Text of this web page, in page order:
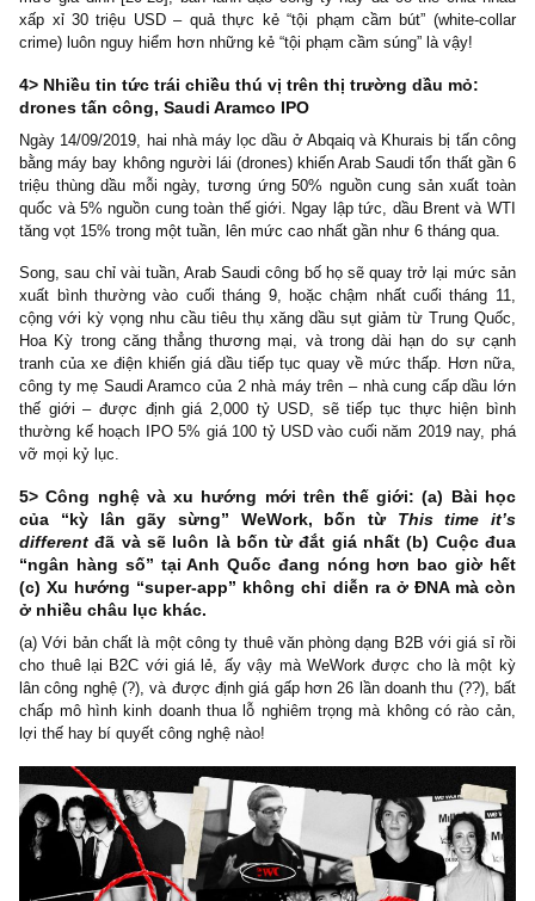
trưởng ở các CTCK
dẫn đến kẽ hở cho vay margin khá tương
các case lừa đảo tín dụng ngân hàng, móc nối với cán bộ bên
“kinh doanh giá cổ phiếu” của họ: bằng nhiều thủ thuật kế
marketing, thương lượng, họ thế chấp cổ phần đang nắm
margin từ các CTCK, sau đó họ dùng tiền tươi thóc thật từ các
để mua lại “những tờ giấy cổ phần vô giá trị” mà chính họ tạo ra
tài khoản khác cũng thuộc sở hữu của họ, rồi họ rút tiền đi êm
để lại hậu quả khôn lường!
Với 30 triệu cp FTM hiện đang nắm giữ bằng tiền margin của
mức giá đỉnh [20-25], ban lãnh đạo công ty nầy đã có thể chia
xấp xỉ 30 triệu USD – quả thực kẻ “tội phạm cầm bút” (white-
crime) luôn nguy hiểm hơn những kẻ “tội phạm cầm súng” là vậy!
4> Nhiều tin tức trái chiều thú vị trên thị trường dầu mỏ:
drones tấn công, Saudi Aramco IPO
bằng máy bay không người lái (drones) khiến Arab Saudi tổn thất
triệu thùng dầu mỗi ngày, tương ứng 50% nguồn cung sản
quốc và 5% nguồn cung toàn thế giới. Ngay lập tức, dầu Brent
tăng vọt 15% trong một tuần, lên mức cao nhất gần như 6 tháng
Song, sau chỉ vài tuần, Arab Saudi công bố họ sẽ quay trở lại
xuất bình thường vào cuối tháng 9, hoặc chậm nhất cuối
cộng với kỳ vọng nhu cầu tiêu thụ xăng dầu sụt giảm từ Trung
Hoa Kỳ trong căng thẳng thương mại, và trong dài hạn do sự
tranh của xe điện khiến giá dầu tiếp tục quay về mức thấp.
công ty mẹ Saudi Aramco của 2 nhà máy trên – nhà cung cấp
thế giới – được định giá 2,000 tỷ USD, sẽ tiếp tục thực hiện
thường kế hoạch IPO 5% giá 100 tỷ USD vào cuối năm 2019
vỡ mọi kỷ lục.
5> Công nghệ và xu hướng mới trên thế giới: (a)
của “kỳ lân gãy sừng” WeWork, bốn từThis